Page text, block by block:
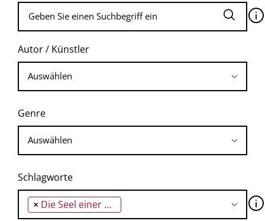
🛈
Autor / Künstler
Genre
Schlagworte
× Die Seel einer Stadt ist es, Begegnungsort mit der Welt zu sein 🛈